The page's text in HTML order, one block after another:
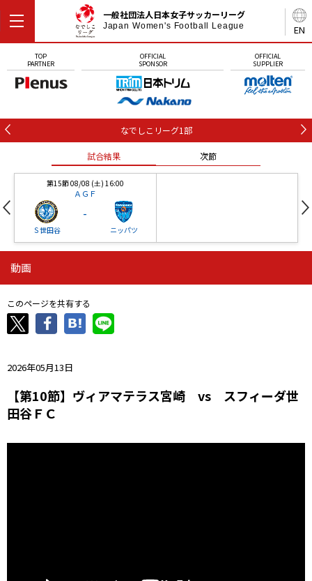
EN
一般社団法人日本女子サッカーリーグ
Japan Women's Football League
TOP
PARTNER
OFFICIAL
SPONSOR
OFFICIAL
SUPPLIER
なでしこリーグ1部
試合結果 次節
第15節 08/08 (土) 16:00
ＡＧＦ
Ｓ世田谷
-
ニッパツ
ニッパツ
ニッパツ
-
石人の星
動画
このページを共有する
2026年05月13日
【第10節】ヴィアマテラス宮崎 vs スフィーダ世
田谷ＦＣ